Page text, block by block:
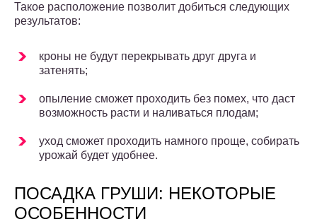
Такое расположение позволит добиться следующих
результатов:
кроны не будут перекрывать друг друга и
затенять;
опыление сможет проходить без помех, что даст
возможность расти и наливаться плодам;
уход сможет проходить намного проще, собирать
урожай будет удобнее.
ПОСАДКА ГРУШИ: НЕКОТОРЫЕ
ОСОБЕННОСТИ